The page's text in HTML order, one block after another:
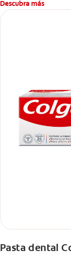
Descubra más
Pasta dental